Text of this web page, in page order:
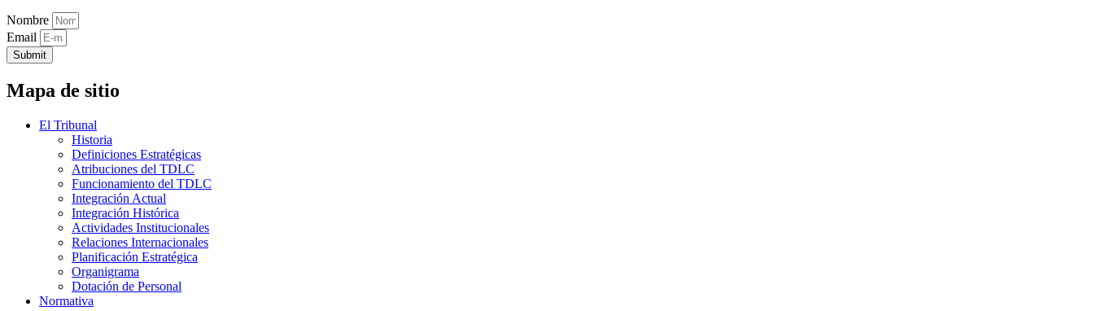
Nombre
Email
Submit
Mapa de sitio
El Tribunal
Historia
Definiciones Estratégicas
Atribuciones del TDLC
Funcionamiento del TDLC
Integración Actual
Integración Histórica
Actividades Institucionales
Relaciones Internacionales
Planificación Estratégica
Organigrama
Dotación de Personal
Normativa